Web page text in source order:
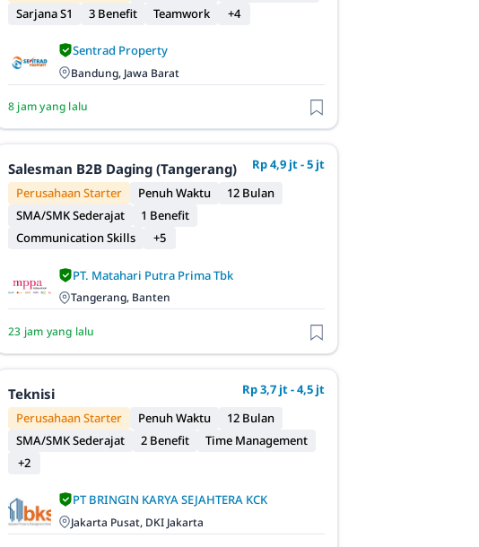
Sarjana S1
3 Benefit Teamwork +4
Sentrad Property
Bandung, Jawa Barat
8 jam yang lalu
Salesman B2B Daging (Tangerang)
Rp 4,9 jt - 5 jt
Perusahaan Starter
Penuh Waktu
12 Bulan
SMA/SMK Sederajat
1 Benefit
Communication Skills
+5
PT. Matahari Putra Prima Tbk
Tangerang, Banten
23 jam yang lalu
Teknisi
Rp 3,7 jt - 4,5 jt
Perusahaan Starter
Penuh Waktu
12 Bulan
SMA/SMK Sederajat
2 Benefit
Time Management
+2
PT BRINGIN KARYA SEJAHTERA KCK
Jakarta Pusat, DKI Jakarta